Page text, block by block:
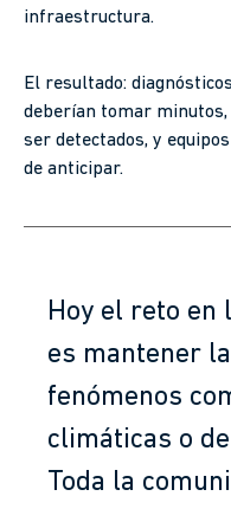
infraestructura.
El resultado:
deberían tomar
ser detectados, y
de anticipar.
Hoy el reto en
es mantener
fenómenos
climáticas o
Toda la